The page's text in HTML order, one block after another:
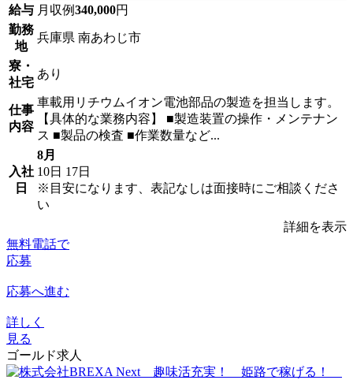
給与 月収例340,000円
勤務
地
兵庫県 南あわじ市
寮・
社宅
あり
仕事
内容
車載用リチウムイオン電池部品の製造を担当します。
【具体的な業務内容】 ■製造装置の操作・メンテナン
ス ■製品の検査 ■作業数量など...
入社
日
8月
10日 17日
※目安になります、表記なしは面接時にご相談くださ
い
詳細を表示
無料電話で
応募
応募へ進む
詳しく
見る
ゴールド求人